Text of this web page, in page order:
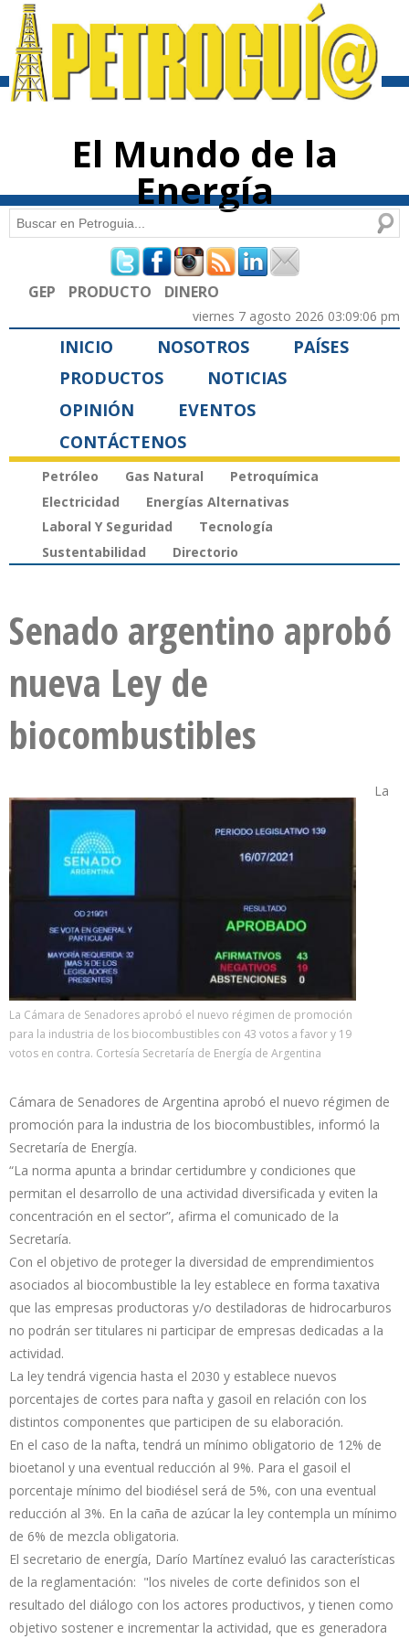
contenido
El Mundo de la
Energía
Formulario de búsqueda
Buscar
GEP PRODUCTO DINERO
viernes 7 agosto 2026 03:09:06 pm
INICIO NOSOTROS
PAÍSES
PRODUCTOS
NOTICIAS
OPINIÓN
EVENTOS
CONTÁCTENOS
Petróleo Gas Natural
Petroquímica
Electricidad
Energías Alternativas
Laboral Y Seguridad
Tecnología
Sustentabilidad
Directorio
Senado argentino aprobó
nueva Ley de
biocombustibles
La Cámara de Senadores aprobó el nuevo régimen de promoción
para la industria de los biocombustibles con 43 votos a favor y 19
votos en contra. Cortesía Secretaría de Energía de Argentina
La
Cámara de Senadores de Argentina aprobó el nuevo régimen de
promoción para la industria de los biocombustibles, informó la
Secretaría de Energía.
“La norma apunta a brindar certidumbre y condiciones que
permitan el desarrollo de una actividad diversificada y eviten la
concentración en el sector”, afirma el comunicado de la
Secretaría.
Con el objetivo de proteger la diversidad de emprendimientos
asociados al biocombustible la ley establece en forma taxativa
que las empresas productoras y/o destiladoras de hidrocarburos
no podrán ser titulares ni participar de empresas dedicadas a la
actividad.
La ley tendrá vigencia hasta el 2030 y establece nuevos
porcentajes de cortes para nafta y gasoil en relación con los
distintos componentes que participen de su elaboración.
En el caso de la nafta, tendrá un mínimo obligatorio de 12% de
bioetanol y una eventual reducción al 9%. Para el gasoil el
porcentaje mínimo del biodiésel será de 5%, con una eventual
reducción al 3%. En la caña de azúcar la ley contempla un mínimo
de 6% de mezcla obligatoria.
El secretario de energía, Darío Martínez evaluó las características
de la reglamentación: "los niveles de corte definidos son el
resultado del diálogo con los actores productivos, y tienen como
objetivo sostener e incrementar la actividad, que es generadora